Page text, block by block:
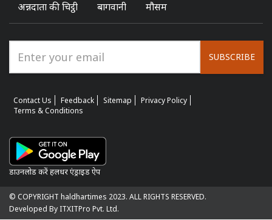
अन्नदाता की चिट्ठी बागवानी मौसम
SUBSCRIBE
Contact Us Feedback Sitemap
Privacy Policy
Terms & Conditions
डाउनलोड करें हलधर एंड्राइड ऐप
© COPYRIGHT haldhartimes 2023. ALL RIGHTS RESERVED.
Developed By ITXITPro Pvt. Ltd.